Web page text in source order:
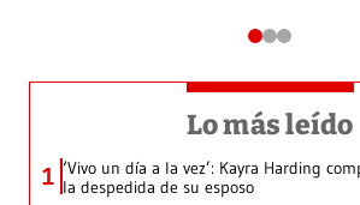
Lo más leído
1 ‘Vivo un día a la vez’: Kayra Harding
la despedida de su esposo